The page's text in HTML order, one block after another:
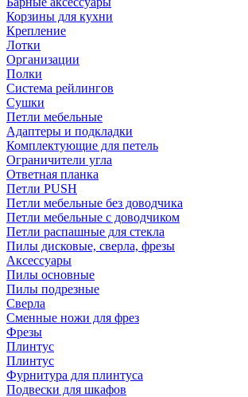
Корзины для кухни
Крепление
Лотки
Организации
Полки
Система рейлингов
Сушки
Петли мебельные
Адаптеры и подкладки
Комплектующие для петель
Ограничители угла
Ответная планка
Петли PUSH
Петли мебельные без доводчика
Петли мебельные с доводчиком
Петли распашные для стекла
Пилы дисковые, сверла, фрезы
Аксессуары
Пилы основные
Пилы подрезные
Сверла
Сменные ножи для фрез
Фрезы
Плинтус
Плинтус
Фурнитура для плинтуса
Подвески для шкафов